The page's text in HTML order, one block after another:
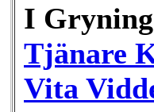
I
Tjänare
Vita